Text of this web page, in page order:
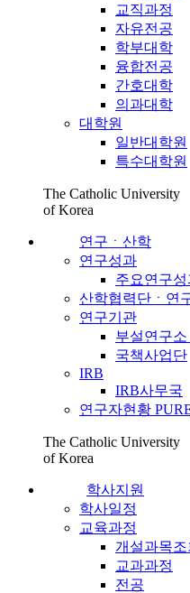
교직과정
자유전공
학부대학
융합전공
간호대학
의과대학
대학원
일반대학원
특수대학원
The Catholic University
of Korea
연구ㆍ산학
연구성과
주요연구성
산학협력단ㆍ연
연구기관
부설연구소
국책사업단
IRB
IRB사무국
연구자현황
The Catholic University
of Korea
학사지원
학사일정
교육과정
개설과목조
교과과정
전공